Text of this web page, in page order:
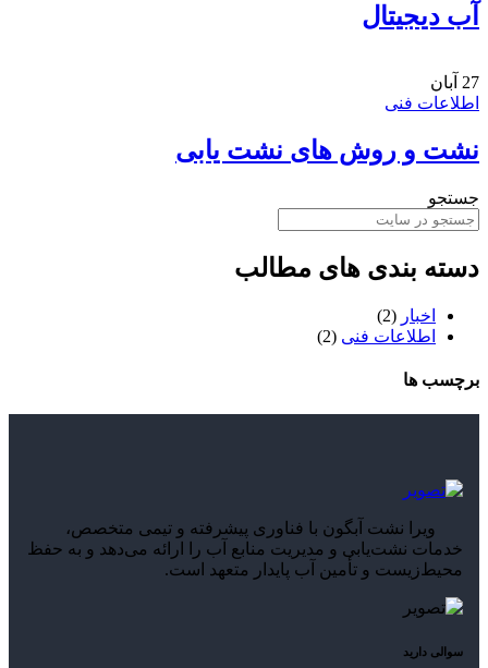
آب دیجیتال
27 آبان
اطلاعات فنی
نشت و روش های نشت یابی
جستجو
دسته بندی های مطالب
اخبار (2)
اطلاعات فنی (2)
برچسب ها
ویرا نشت آبگون با فناوری پیشرفته و تیمی متخصص،
خدمات نشت‌یابی و مدیریت منابع آب را ارائه می‌دهد و به حفظ
محیط‌زیست و تأمین آب پایدار متعهد است.
سوالی دارید